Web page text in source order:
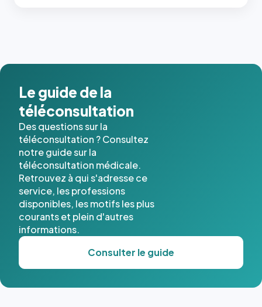
Le guide de la
téléconsultation
Des questions sur la
téléconsultation ? Consultez
notre guide sur la
téléconsultation médicale.
Retrouvez à qui s'adresse ce
service, les professions
disponibles, les motifs les plus
courants et plein d'autres
informations.
Consulter le guide